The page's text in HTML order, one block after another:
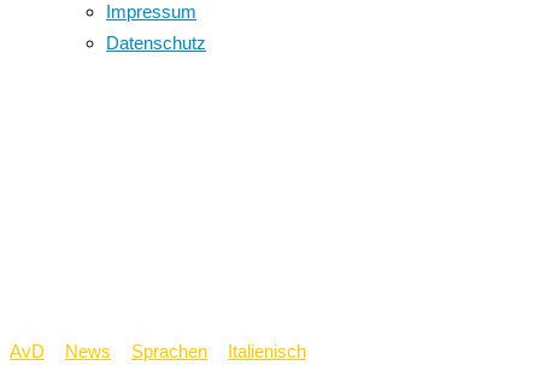
Impressum
Datenschutz
AvD News Sprachen Italienisch